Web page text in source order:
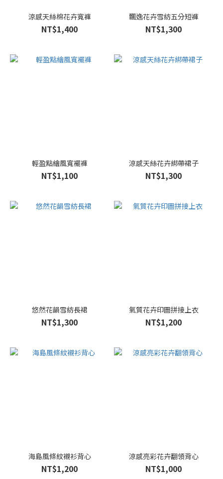
涼感天絲棉花卉寬褲
NT$1,400
飄逸花卉雪紡五分短褲
NT$1,300
輕盈點繪風寬襬褲
NT$1,100
涼感天絲花卉綁帶裙子
NT$1,300
悠然花韻雪紡長裙
NT$1,300
氣質花卉印圖拼接上衣
NT$1,200
海島風條紋襯衫背心
NT$1,200
涼感亮彩花卉翻領背心
NT$1,000